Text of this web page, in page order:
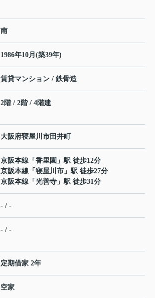
南
1986年10月(築39年)
賃貸マンション / 鉄骨造
2階 / 2階 / 4階建
大阪府寝屋川市田井町
京阪本線 「 香里園 」駅 徒歩12分
京阪本線 「 寝屋川市 」駅 徒歩27分
京阪本線 「 光善寺 」駅 徒歩31分
- / -
- / -
定期借家 2年
空家